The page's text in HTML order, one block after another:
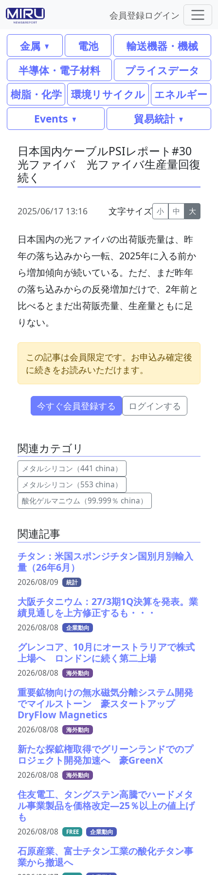
会員登録ログイン
金属 電池
輸送機器・機械
半導体・電子材料
プライスデータ
樹脂・化学
環境リサイクル
エネルギー
Events
貿易統計
日本国内ケーブルPSIレポート#30
光ファイバ 光ファイバ生産量回復
続く
2025/06/17 13:16 文字サイズ 小 中 大
日本国内の光ファイバの出荷販売量は、昨
年の落ち込みから一転、2025年に入る前か
ら増加傾向が続いている。ただ、まだ昨年
の落ち込みからの反発増加だけで、2年前と
比べるとまだ出荷販売量、生産量ともに足
りない。
この記事は会員限定です。お申込み確定後
に続きをお読みいただけます。
今すぐ会員登録する ログインする
関連カテゴリ
メタルシリコン（441 china）
メタルシリコン（553 china）
酸化ゲルマニウム（99.999％ china）
関連記事
チタン：米国スポンジチタン国別月別輸入
量（26年6月）
2026/08/09 統計
大阪チタニウム：27/3期1Q決算を発表。業
績見通しを上方修正するも・・・
2026/08/08 企業動向
グレンコア、10月にオーストラリアで株式
上場へ ロンドンに続く第二上場
2026/08/08 海外動向
重要鉱物向けの無水磁気分離システム開発
でマイルストーン 豪スタートアップ
DryFlow Magnetics
2026/08/08 海外動向
新たな探鉱権取得でグリーンランドでのプ
ロジェクト開発加速へ 豪GreenX
2026/08/08 海外動向
住友電工、タングステン高騰でハードメタ
ル事業製品を価格改定―25％以上の値上げ
も
2026/08/08 FREE 企業動向
石原産業、富士チタン工業の酸化チタン事
業から撤退へ